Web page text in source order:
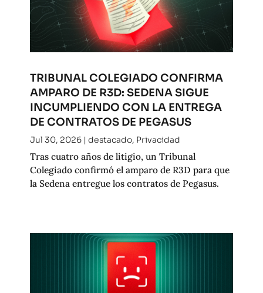
TRIBUNAL COLEGIADO CONFIRMA
AMPARO DE R3D: SEDENA SIGUE
INCUMPLIENDO CON LA ENTREGA
DE CONTRATOS DE PEGASUS
Jul 30, 2026| destacado, Privacidad
Tras cuatro años de litigio, un Tribunal
Colegiado confirmó el amparo de R3D para que
la Sedena entregue los contratos de Pegasus.